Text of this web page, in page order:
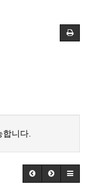
니다.